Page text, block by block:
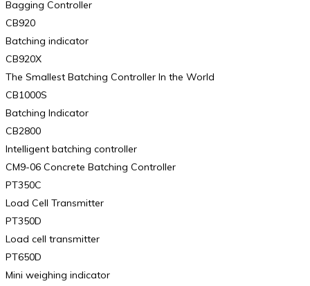
Bagging Controller
CB920
Batching indicator
CB920X
The Smallest Batching Controller In the World
CB1000S
Batching Indicator
CB2800
Intelligent batching controller
CM9-06 Concrete Batching Controller
PT350C
Load Cell Transmitter
PT350D
Load cell transmitter
PT650D
Mini weighing indicator